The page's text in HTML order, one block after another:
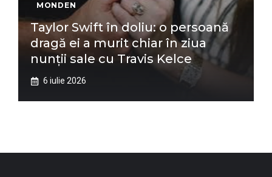
MONDEN
Taylor Swift în doliu: o persoană
dragă ei a murit chiar în ziua
nunții sale cu Travis Kelce
6 iulie 2026